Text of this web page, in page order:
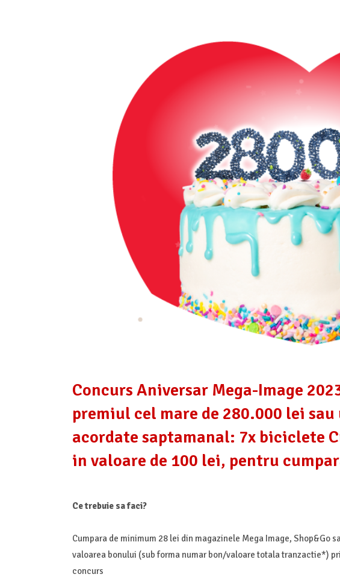
Concurs Aniversar Mega-Image
premiul cel mare de 280.000 lei
acordate saptamanal: 7x biciclete
in valoare de 100 lei, pentru
Ce trebuie sa faci?
Cumpara de minimum 28 lei din magazinele Mega Image, Shop&Go
valoarea bonului (sub forma numar bon/valoare totala tranzactie*)
concurs